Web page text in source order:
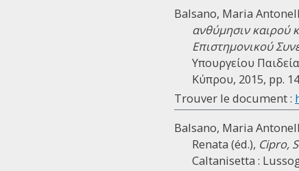
Balsano, Maria
ανθύμησιν καιρού
Επιστημονικού
Υπουργείου
Κύπρου, 2015, pp.
Trouver le document :
Balsano, Maria
Renata (éd.), Cipro,
Caltanisetta :